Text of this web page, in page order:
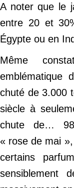
A noter que le
entre 20 et
Égypte ou en
Même
emblématique
chuté de 3.000
siècle à
chute de…
« rose de mai
certains
sensiblement